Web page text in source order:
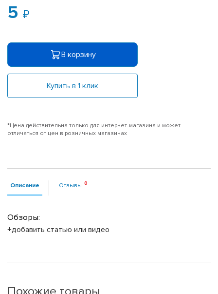
5
В корзину
Купить в 1 клик
*Цена действительна только для интернет-магазина и может
отличаться от цен в розничных магазинах
Описание Отзывы
Обзоры:
+добавить статью или видео